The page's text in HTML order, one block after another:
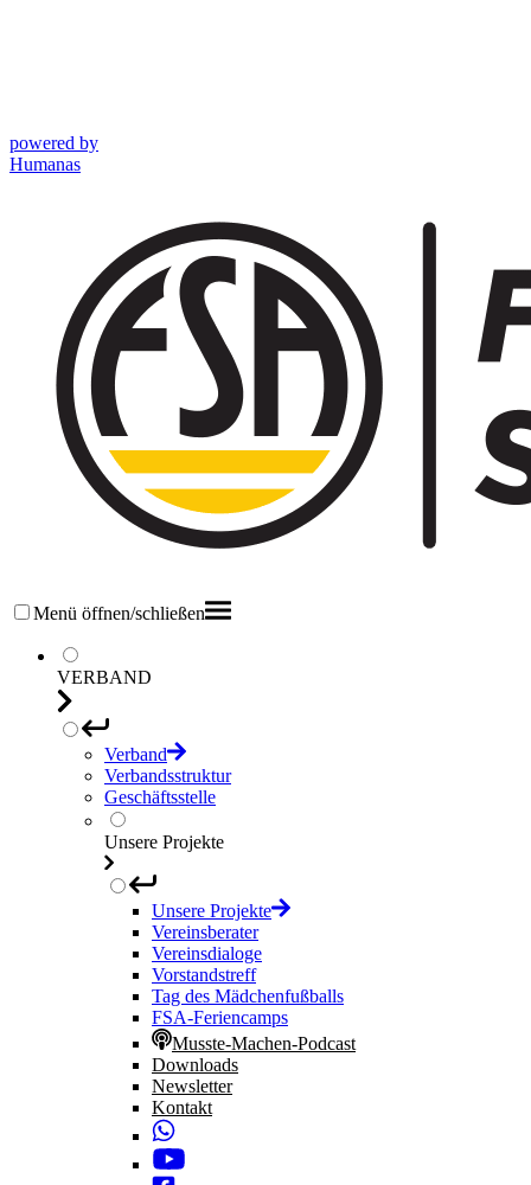
powered by
Humanas
Menü öffnen/schließen
VERBAND
Verband
Verbandsstruktur
Geschäftsstelle
Unsere Projekte
Unsere Projekte
Vereinsberater
Vereinsdialoge
Vorstandstreff
Tag des Mädchenfußballs
FSA-Feriencamps
Musste-Machen-Podcast
Downloads
Newsletter
Kontakt